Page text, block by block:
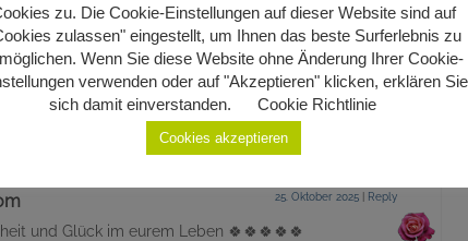
5. Mai 2025 |Reply
mit ihm alt zu werden. (Albert Camus)
und für Euren gemeinsamen Lebensweg alles
25. Oktober 2025 Reply
und Glück im eurem Leben 🍀🍀🍀🍀🍀
zu. Die Cookie-Einstellungen auf dieser Website sind auf
zulassen" eingestellt, um Ihnen das beste Surferlebnis zu
Wenn Sie diese Website ohne Änderung Ihrer Cookie-
verwenden oder auf "Akzeptieren" klicken, erklären Sie
sich damit einverstanden.
Cookie Richtlinie
Cookies akzeptieren